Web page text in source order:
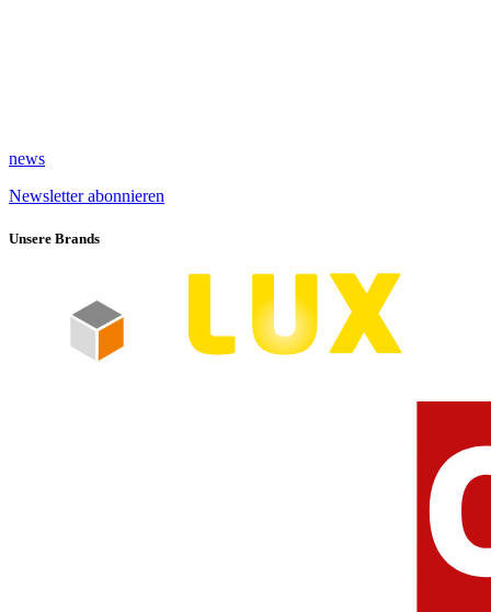
news
Newsletter abonnieren
Unsere Brands